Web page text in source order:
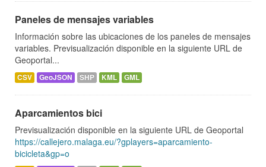
Paneles de mensajes variables
Información sobre las ubicaciones de los paneles de mensajes
variables. Previsualización disponible en la siguiente URL de
Geoportal...
CSV GeoJSON SHP KML GML
Aparcamientos bici
Previsualización disponible en la siguiente URL de Geoportal
https://callejero.malaga.eu/?gplayers=aparcamiento-
bicicleta&gp=o